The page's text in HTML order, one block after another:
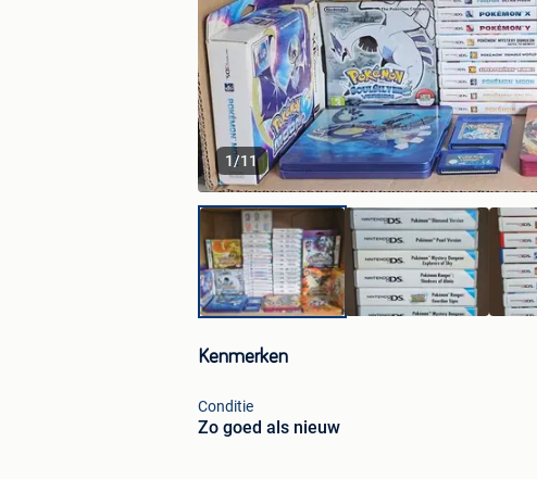
1/11
Kenmerken
Conditie
Zo goed als nieuw